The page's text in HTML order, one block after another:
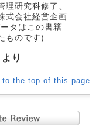
理研究科修了、
式会社経営企画
タはこの書籍
ものです)
り
to the top of this page